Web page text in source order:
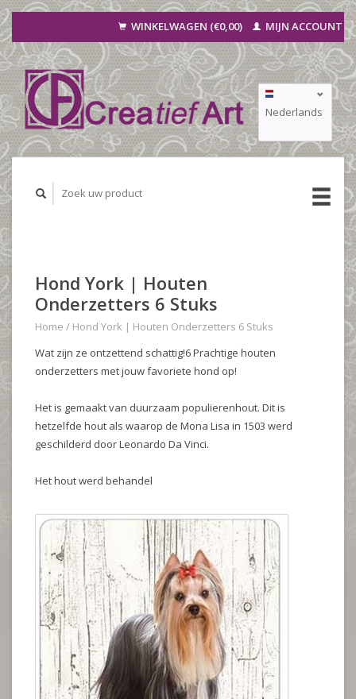
WINKELWAGEN (€0,00) MIJN ACCOUNT
Nederlands
Deutsch
Hond York | Houten
Onderzetters 6 Stuks
Home / Hond York | Houten Onderzetters 6 Stuks
Wat zijn ze ontzettend schattig!6 Prachtige houten
onderzetters met jouw favoriete hond op!
Het is gemaakt van duurzaam populierenhout. Dit is
hetzelfde hout als waarop de Mona Lisa in 1503 werd
geschilderd door Leonardo Da Vinci.
Het hout werd behandel